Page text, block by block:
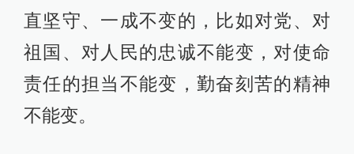
直坚守、一成不变的，比如对党、对
祖国、对人民的忠诚不能变，对使命
责任的担当不能变，勤奋刻苦的精神
不能变。